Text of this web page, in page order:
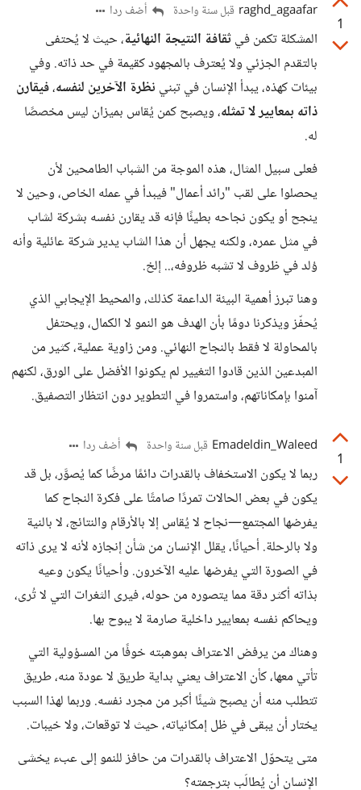
1
raghd_agaafar قبل سنة واحدة أضف ردا
المشكلة تكمن فيثقافة النتيجة النهائية، حيث لا يُحتفى
بالتقدم الجزئي ولا يُعترف بالمجهود كقيمة في حد ذاته. وفي
بيئات كهذه، يبدأ الإنسان في تبني نظرة الآخرين لنفسه،فيقارن
ذاته بمعايير لا تمثله، ويصبح كمن يُقاس بميزان ليس مخصصًا
له.
فعلى سبيل المثال، هذه الموجة من الشباب الطامحين لأن
يحصلوا على لقب "رائد أعمال" فيبدأ في عمله الخاص، وحين لا
ينجح أو يكون نجاحه بطيئًا فإنه قد يقارن نفسه بشركة لشاب
في مثل عمره، ولكنه يجهل أن هذا الشاب يدير شركة عائلية وأنه
وُلد في ظروف لا تشبه ظروفه،.. إلخ.
وهنا تبرز أهمية البيئة الداعمة كذلك، والمحيط الإيجابي الذي
يُحفّز ويذكرنا دومًا بأن الهدف هو النمو لا الكمال، ويحتفل
بالمحاولة لا فقط بالنجاح النهائي. ومن زاوية عملية، كثير من
المبدعين الذين قادوا التغيير لم يكونوا الأفضل على الورق، لكنهم
آمنوا بإمكاناتهم، واستمروا في التطوير دون انتظار التصفيق.
1
Emadeldin_Waleed قبل سنة واحدة أضف ردا
ربما لا يكون الاستخفاف بالقدرات دائمًا مرضًا كما يُصوَّر، بل قد
يكون في بعض الحالات تمردًا صامتًا على فكرة النجاح كما
يفرضها المجتمع—نجاح لا يُقاس إلا بالأرقام والنتائج، لا بالنية
ولا بالرحلة. أحيانًا، يقلل الإنسان من شأن إنجازه لأنه لا يرى ذاته
في الصورة التي يفرضها عليه الآخرون. وأحيانًا يكون وعيه
بذاته أكثر دقة مما يتصوره من حوله، فيرى الثغرات التي لا تُرى،
ويحاكم نفسه بمعايير داخلية صارمة لا يبوح بها.
وهناك من يرفض الاعتراف بموهبته خوفًا من المسؤولية التي
تأتي معها، كأن الاعتراف يعني بداية طريق لا عودة منه، طريق
تتطلب منه أن يصبح شيئًا أكبر من مجرد نفسه. وربما لهذا السبب
يختار أن يبقى في ظل إمكانياته، حيث لا توقعات، ولا خيبات.
متى يتحوّل الاعتراف بالقدرات من حافز للنمو إلى عبء يخشى
الإنسان أن يُطالَب بترجمته؟